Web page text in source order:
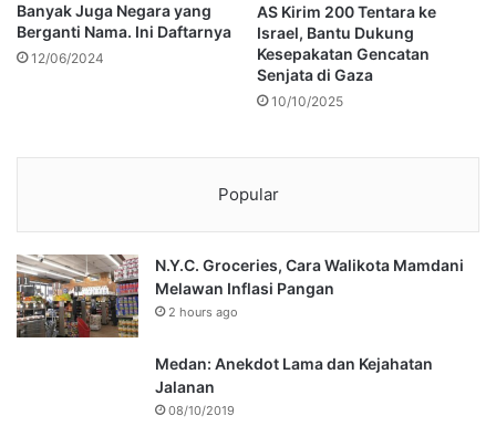
Banyak Juga Negara yang
Berganti Nama. Ini Daftarnya
12/06/2024
AS Kirim 200 Tentara ke
Israel, Bantu Dukung
Kesepakatan Gencatan
Senjata di Gaza
10/10/2025
Popular
N.Y.C. Groceries, Cara Walikota Mamdani
Melawan Inflasi Pangan
2 hours ago
Medan: Anekdot Lama dan Kejahatan
Jalanan
08/10/2019